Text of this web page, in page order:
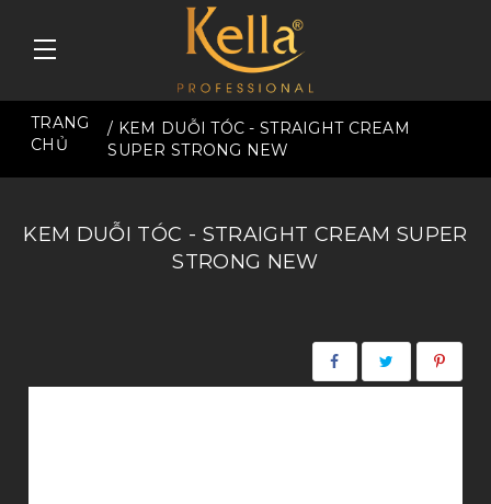
TRANG
CHỦ
/ KEM DUỖI TÓC - STRAIGHT CREAM
SUPER STRONG NEW
KEM DUỖI TÓC - STRAIGHT CREAM SUPER
STRONG NEW